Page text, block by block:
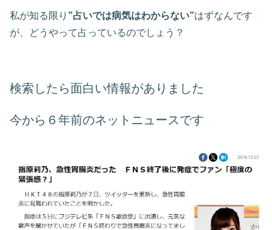
私が知る限り ”占いでは病気はわからない”はずなんです
が、どうやって占っているのでしょう？
検索したら面白い情報がありました
今から６年前のネットニュースです